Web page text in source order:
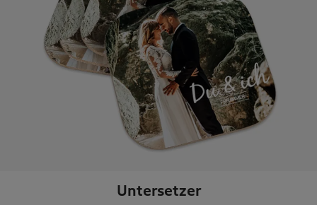
Untersetzer